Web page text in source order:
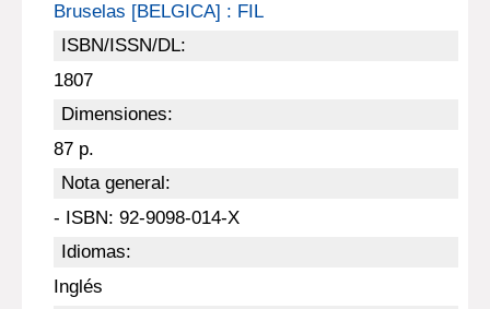
Bruselas [BELGICA] : FIL
ISBN/ISSN/DL:
1807
Dimensiones:
87 p.
Nota general:
- ISBN: 92-9098-014-X
Idiomas:
Inglés